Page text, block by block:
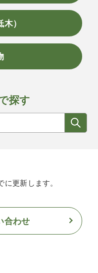
）
探す
更新します。
合わせ